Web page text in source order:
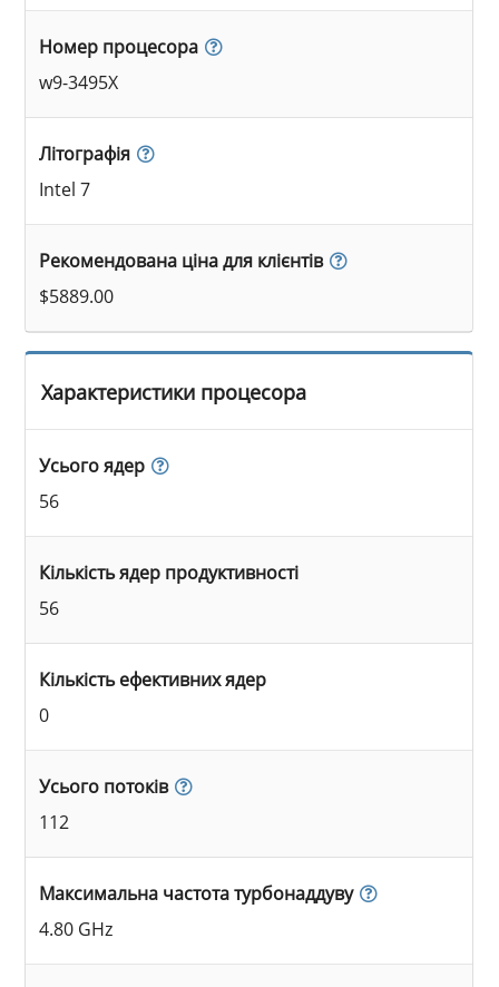
Номер процесора
w9-3495X
Літографія
Intel 7
Рекомендована ціна для клієнтів
$5889.00
Характеристики процесора
Усього ядер
56
Кількість ядер продуктивності
56
Кількість ефективних ядер
0
Усього потоків
112
Максимальна частота турбонаддуву
4.80 GHz